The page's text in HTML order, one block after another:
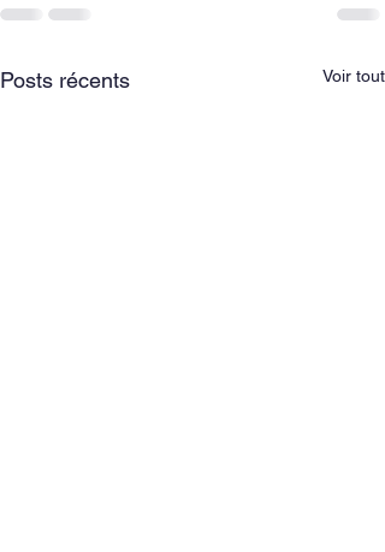
Posts récents Voir tout